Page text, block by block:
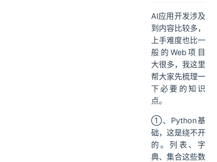
AI应用开发涉及
到内容比较多，
上手难度也比一
般的Web项目
大很多，我这里
帮大家先梳理一
下必要的知识
点。
①、Python基
础，这是绕不开
的。列表、字
典、集合这些数